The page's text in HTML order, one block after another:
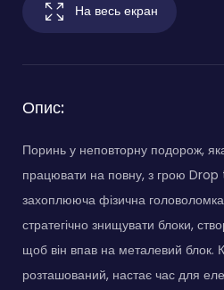
На весь екран
Опис:
Поринь у неповторну подорож,
працювати на повну, з грою
захоплююча фізична
стратегічно знищувати блоки,
щоб він впав на металевий блок.
розташований, настає час для